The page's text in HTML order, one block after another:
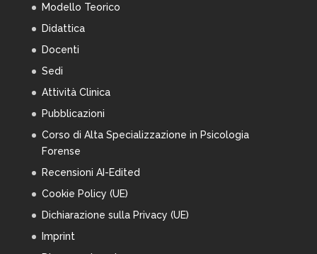
Modello Teorico
Didattica
Docenti
Sedi
Attività Clinica
Pubblicazioni
Corso di Alta Specializzazione in Psicologia
Forense
Recensioni AI-Edited
Cookie Policy (UE)
Dichiarazione sulla Privacy (UE)
Imprint